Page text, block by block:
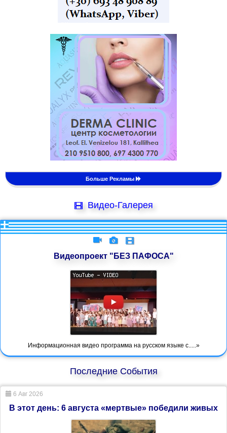
Больше Рекламы
Видео-Галерея
Видеопроект "БЕЗ ПАФОСА"
Информационная видео программа на русском языке с.....»
Последние События
6 Авг 2026
В этот день: 6 августа «мертвые» победили живых